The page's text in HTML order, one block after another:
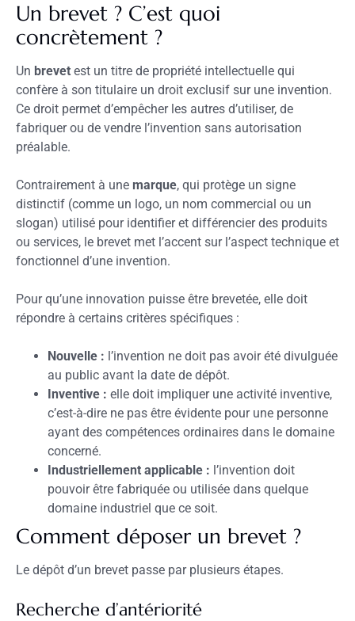
Un brevet ? C’est quoi
concrètement ?
Un brevet est un titre de propriété intellectuelle qui
confère à son titulaire un droit exclusif sur une invention.
Ce droit permet d’empêcher les autres d’utiliser, de
fabriquer ou de vendre l’invention sans autorisation
préalable.
Contrairement à une marque, qui protège un signe
distinctif (comme un logo, un nom commercial ou un
slogan) utilisé pour identifier et différencier des produits
ou services, le brevet met l’accent sur l’aspect technique et
fonctionnel d’une invention.
Pour qu’une innovation puisse être brevetée, elle doit
répondre à certains critères spécifiques :
Nouvelle : l’invention ne doit pas avoir été divulguée
au public avant la date de dépôt.
Inventive : elle doit impliquer une activité inventive,
c’est-à-dire ne pas être évidente pour une personne
ayant des compétences ordinaires dans le domaine
concerné.
Industriellement applicable : l’invention doit
pouvoir être fabriquée ou utilisée dans quelque
domaine industriel que ce soit.
Comment déposer un brevet ?
Le dépôt d’un brevet passe par plusieurs étapes.
Recherche d’antériorité